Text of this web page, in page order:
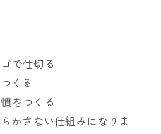
で仕切る
くる
をつくる
かさない仕組みになりま